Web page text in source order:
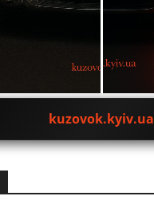
kuzovok.kyiv.ua